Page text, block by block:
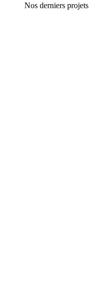
Nos derniers projets